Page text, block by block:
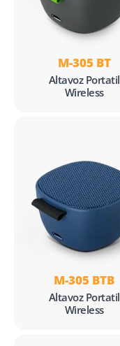
M-305 BT
Altavoz Portatil
Wireless
M-305 BTB
Altavoz Portatil
Wireless